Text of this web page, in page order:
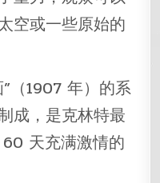
空或一些原始的
（1907 年）的系
成，是克林特最
天充满激情的